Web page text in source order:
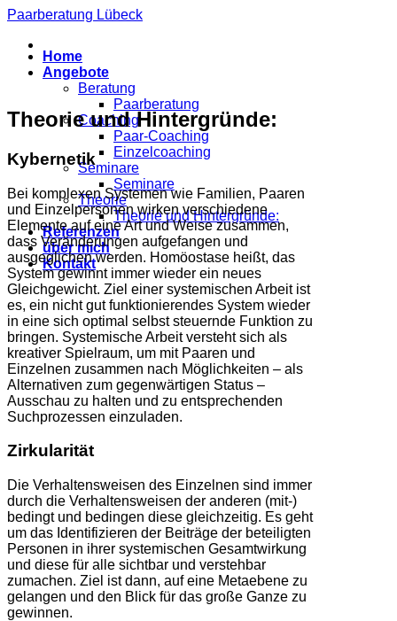
Zum
springen
Paarberatung Lübeck
Home
Angebote
Beratung
Paarberatung
Coaching
Paar-Coaching
Einzelcoaching
Seminare
Seminare
Theorie
Theorie und Hintergründe:
Referenzen
über mich
Kontakt
Theorie und Hintergründe:
Kybernetik
Bei komplexen Systemen wie Familien, Paaren
und Einzelpersonen wirken verschiedene
Elemente auf eine Art und Weise zusammen,
dass Veränderungen aufgefangen und
ausgeglichen werden. Homöostase heißt, das
System gewinnt immer wieder ein neues
Gleichgewicht. Ziel einer systemischen Arbeit ist
es, ein nicht gut funktionierendes System wieder
in eine sich optimal selbst steuernde Funktion zu
bringen. Systemische Arbeit versteht sich als
kreativer Spielraum, um mit Paaren und
Einzelnen zusammen nach Möglichkeiten – als
Alternativen zum gegenwärtigen Status –
Ausschau zu halten und zu entsprechenden
Suchprozessen einzuladen.
Zirkularität
Die Verhaltensweisen des Einzelnen sind immer
durch die Verhaltensweisen der anderen (mit-)
bedingt und bedingen diese gleichzeitig. Es geht
um das Identifizieren der Beiträge der beteiligten
Personen in ihrer systemischen Gesamtwirkung
und diese für alle sichtbar und verstehbar
zumachen. Ziel ist dann, auf eine Metaebene zu
gelangen und den Blick für das große Ganze zu
gewinnen.